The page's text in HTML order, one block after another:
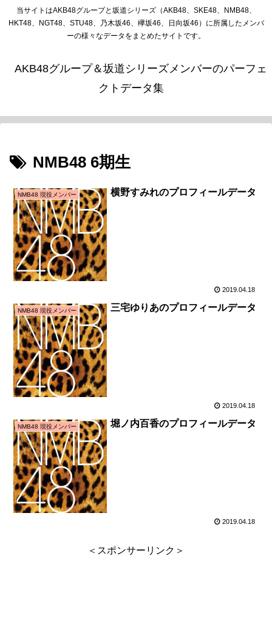
当サイトはAKB48グループと坂道シリーズ（AKB48、SKE48、NMB48、
HKT48、NGT48、STU48、乃木坂46、欅坂46、日向坂46）に所属したメンバ
ーの様々なデータをまとめたサイトです。
AKB48グループ＆坂道シリーズメンバーのパーフェ
クトデータ集
NMB48 6期生
NMB48 現役メンバー 横野すみれのプロフィールデータ
2019.04.18
NMB48 現役メンバー 三宅ゆりあのプロフィールデータ
2019.04.18
NMB48 現役メンバー 堀ノ内百香のプロフィールデータ
2019.04.18
＜スポンサーリンク＞